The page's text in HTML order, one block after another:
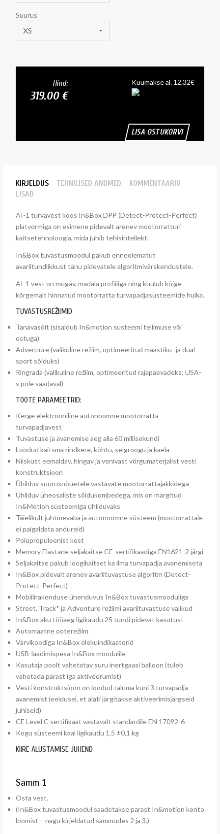
Suurus
XS
Hind:
319.00 €
Kuumakse al. 12.32€
LISA OSTUKORVI
KIRJELDUS TEHNILISED ANDMED
KOMMENTAARID
LISAD
AI-1 turvavest koos In&Box DPP (Detect-Protect-Perfect)
platvormiga on esimene pidevalt arenev mootorratturi
kaitsetehnoloogia, mida juhib tehisintellekt.
In&Box tuvastusmoodul pakub enneolematut
avariitundlikkust tänu pidevatele algoritmivärskendustele.
AI-1 vest on mugav, madala profiiliga ning kuulub kõige
kõrgemalt hinnatud mootorratta turvapadjasüsteemide hulka.
TUVASTUSREŽIIMID
Tänavasõit (sisaldub In&motion süsteemi tellimuse või
ostuga)
Adventure (valikuline režiim, optimeeritud maastiku- ja dual-
sport sõiduks)
Ringrada (valikuline režiim, optimeeritud rajapäevadeks; USA-
s pole saadaval)
TOOTE PARAMEETRID:
Kerge elektrooniline autonoomne mootorratta
turvapadjavest
Tuvastuse ja avanemise aeg alla 60 millisekundi
Loodud kaitsma rindkere, kõhtu, selgroogu ja kaela
Niiskust eemaldav, hingav ja venivast võrgumaterjalist vesti
konstruktsioon
Ühilduv suurusnõuetele vastavate mootorrattajakkidega
Ühilduv üheosaliste sõidukombedega, mis on märgitud
In&Motion süsteemiga ühilduvaks
Täielikult juhtmevaba ja autonoomne süsteem (mootorrattale
ei paigaldata andureid)
Polüpropüleenist kest
Memory Elastane seljakaitse CE-sertifikaadiga EN1621-2 järgi
Seljakaitse pakub löögikaitset ka ilma turvapadja avanemiseta
In&Box pidevalt arenev avariituvastuse algoritm (Detect-
Protect-Perfect)
Mobiilirakenduse ühenduvus In&Box tuvastusmooduliga
Street, Track* ja Adventure režiimi avariituvastuse valikud
In&Box aku tööaeg ligikaudu 25 tundi pidevat kasutust
Automaatne ooterežiim
Värvikoodiga In&Box olekuindikaatorid
USB-laadimispesa In&Box moodulile
Kasutaja poolt vahetatav suru inertgaasi balloon (tuleb
vahetada pärast iga aktiveerumist)
Vesti konstruktsioon on loodud taluma kuni 3 turvapadja
avanemist (eeldusel, et alati järgitakse aktiveerimisjärgseid
juhiseid)
CE Level C sertifikaat vastavalt standardile EN 17092-6
Kogu süsteemi kaal ligikaudu 1,5 ±0,1 kg
KIIRE ALUSTAMISE JUHEND
Samm 1
Osta vest.
(In&Box tuvastusmoodul saadetakse pärast In&motion konto
loomist – nagu kirjeldatud sammudes 2 ja 3.)